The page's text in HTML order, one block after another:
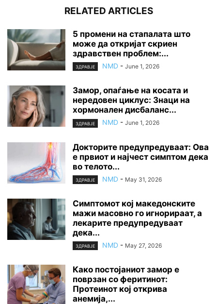
RELATED ARTICLES
5 промени на стапалата што
може да откријат скриен
здравствен проблем:...
ЗДРАВЈЕ NMD - June 1, 2026
Замор, опаѓање на косата и
нередовен циклус: Знаци на
хормонален дисбаланс...
ЗДРАВЈЕ NMD - June 1, 2026
Докторите предупредуваат: Ова
е првиот и најчест симптом дека
во телото...
ЗДРАВЈЕ NMD - May 31, 2026
Симптомот кој македонските
мажи масовно го игнорираат, а
лекарите предупредуваат
дека...
ЗДРАВЈЕ NMD - May 27, 2026
Како постојаниот замор е
поврзан со феритинот:
Протеинот кој открива
анемија,...